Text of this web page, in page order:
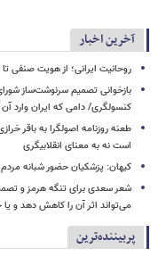
آخرین اخبار
روحانیت ایرانی؛ از هویت صنفی
بازخوانی تصمیم سرنوشت‌ساز
کنسولگری/ دامی که ایران وارد
طعنه روزنامه اصولگرا به باقر
است نه به معنای انقلابیگری
کیهان: پزشکیان حضور شبانه مردم
شعر سعدی برای تنگه هرمز و تصمیم
می‌تواند اثر آن را کاهش دهد و یا
پربیننده‌ترین